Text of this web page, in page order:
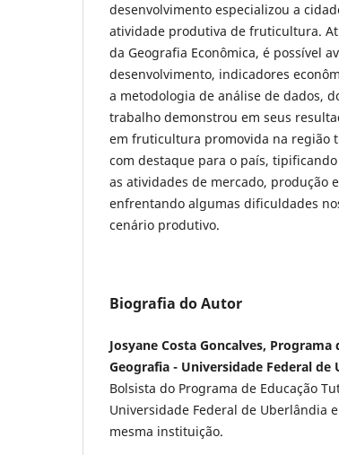
desenvolvimento especializou a
atividade produtiva de fruticultura.
da Geografia Econômica, é possível
desenvolvimento, indicadores
a metodologia de análise de dados,
trabalho demonstrou em seus
em fruticultura promovida na região
com destaque para o país,
as atividades de mercado, produção
enfrentando algumas dificuldades
cenário produtivo.
Biografia do Autor
Josyane Costa Goncalves, Programa
Geografia - Universidade Federal de
Bolsista do Programa de Educação
Universidade Federal de Uberlândia
mesma instituição.